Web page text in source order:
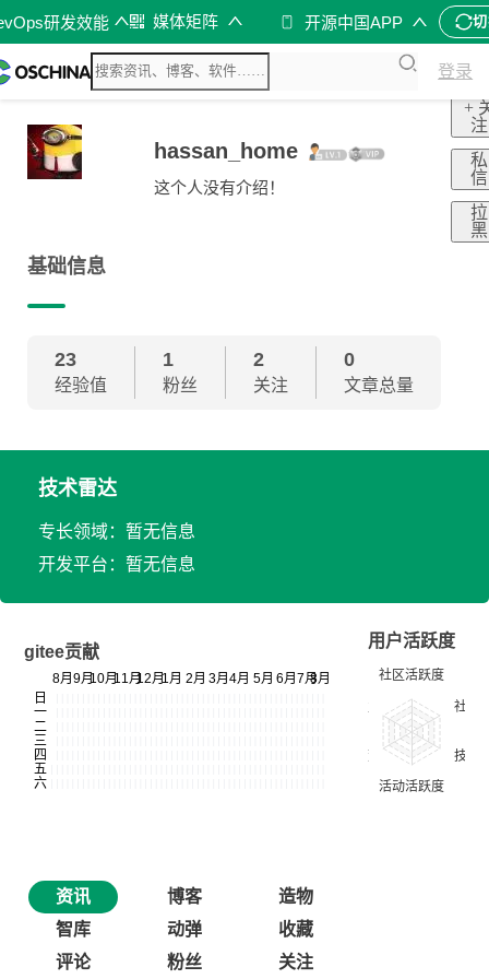
研发效能 媒体矩阵 开源中国APP
登录
hassan_home
这个人没有介绍！
+
注
私
信
拉
黑
基础信息
23
经验值
1
粉丝
2
关注
0
文章总量
技术雷达
专长领域：暂无信息
开发平台：暂无信息
gitee贡献
用户活跃度
资讯 博客
造物
智库
动弹
收藏
评论
粉丝 关注